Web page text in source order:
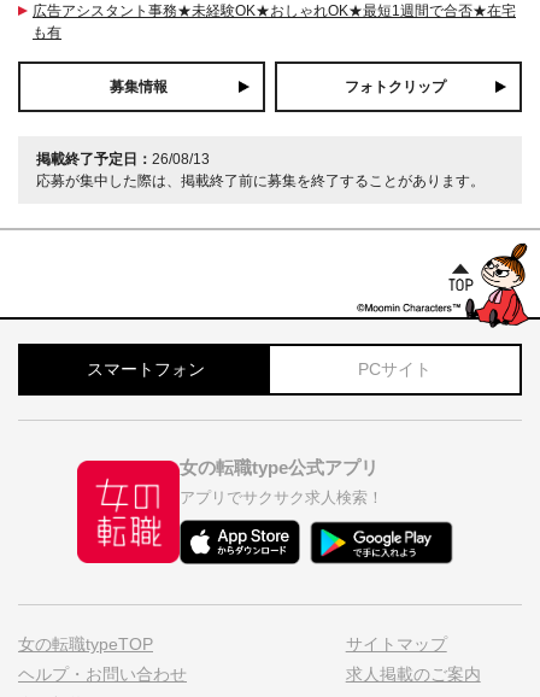
広告アシスタント事務★未経験OK★おしゃれOK★最短1週間で合否★在宅
も有
募集情報 フォトクリップ
掲載終了予定日： 26/08/13
応募が集中した際は、掲載終了前に募集を終了することがあります。
スマートフォン PCサイト
女の転職type公式アプリ
アプリでサクサク求人検索！
女の転職typeTOP
ヘルプ・お問い合わせ
サイトマップ
求人掲載のご案内